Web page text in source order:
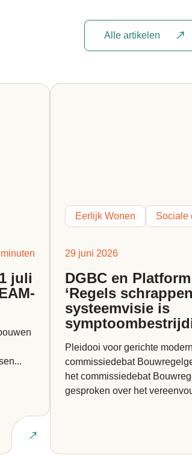
Alle artikelen
juli
Eerlijk Wonen Sociale
29 juni 2026
DGBC en
‘Regels
systeemvisie is
Pleidooi voor gerichte
commissiedebat Bouwregelgeving Op woensdag
het commissiedebat
gesproken over het